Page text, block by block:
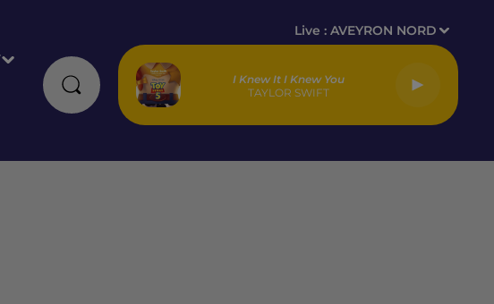
Live :AVEYRON NORD
I Knew It I Knew You
TAYLOR SWIFT